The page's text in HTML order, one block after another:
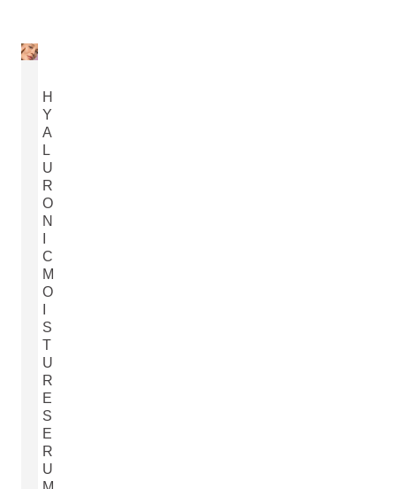
H
Y
A
L
U
R
O
N
C
M
O
S
T
U
R
E
S
E
R
U